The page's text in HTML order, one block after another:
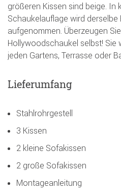
größeren Kissen sind beige. In
Schaukelauflage wird
aufgenommen. Überzeugen
Hollywoodschaukel selbst! Sie
jeden Gartens, Terrasse oder
Lieferumfang
Stahlrohrgestell
3 Kissen
2 kleine Sofakissen
2 große Sofakissen
Montageanleitung